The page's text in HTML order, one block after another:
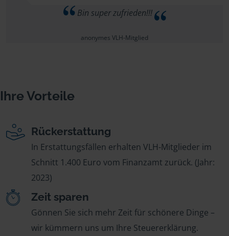
Bin super zufrieden!!!
anonymes VLH-Mitglied
Ihre Vorteile
Rückerstattung
In Erstattungsfällen erhalten VLH-Mitglieder im
Schnitt 1.400 Euro vom Finanzamt zurück. (Jahr:
2023)
Zeit sparen
Gönnen Sie sich mehr Zeit für schönere Dinge –
wir kümmern uns um Ihre Steuererklärung.